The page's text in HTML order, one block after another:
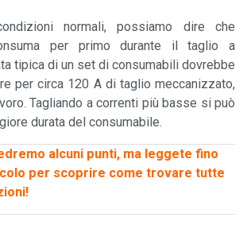
normali, possiamo dire che
per primo durante il taglio a
tipica di un set di consumabili dovrebbe
per circa 120 A di taglio meccanizzato,
Tagliando a correnti più basse si può
durata del consumabile.
alcuni punti, ma leggete fino
per scoprire come trovare tutte